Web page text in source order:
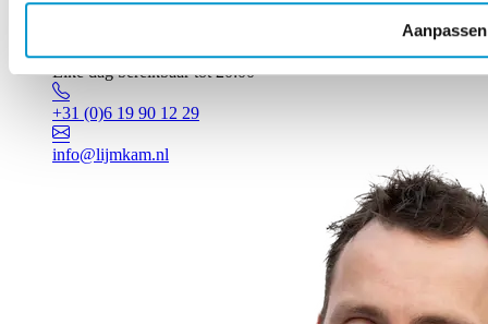
Aanpassen
Elke dag bereikbaar tot 20:00
+31 (0)6 19 90 12 29
info@lijmkam.nl